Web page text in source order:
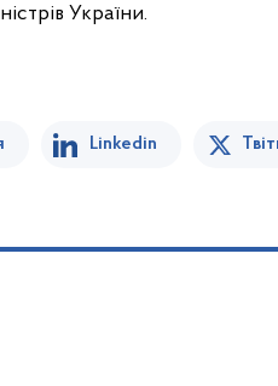
України.
Linkedin